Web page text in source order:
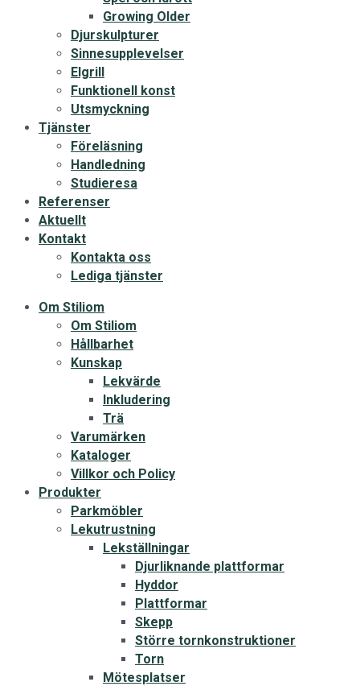
Growing Older
Djurskulpturer
Sinnesupplevelser
Elgrill
Funktionell konst
Utsmyckning
Tjänster
Föreläsning
Handledning
Studieresa
Referenser
Aktuellt
Kontakt
Kontakta oss
Lediga tjänster
Om Stiliom
Om Stiliom
Hållbarhet
Kunskap
Lekvärde
Inkludering
Trä
Varumärken
Kataloger
Villkor och Policy
Produkter
Parkmöbler
Lekutrustning
Lekställningar
Djurliknande plattformar
Hyddor
Plattformar
Skepp
Större tornkonstruktioner
Torn
Mötesplatser